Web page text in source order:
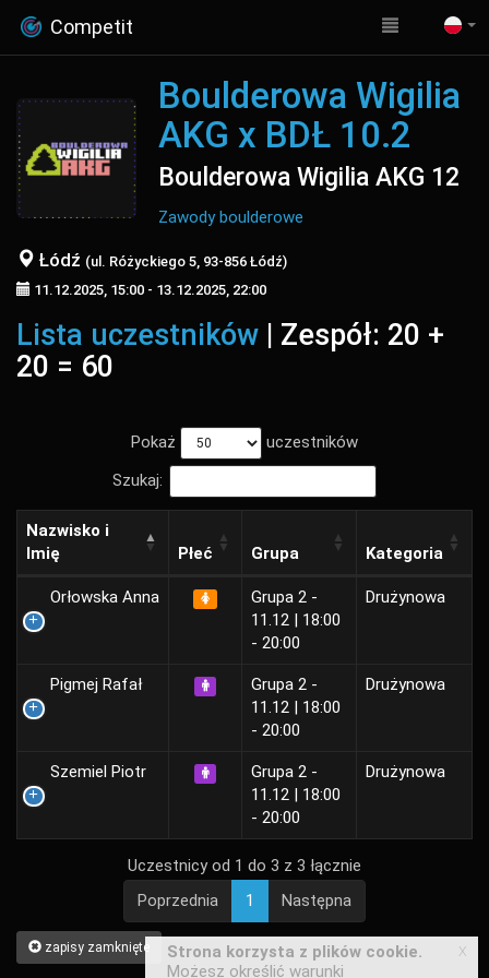
Competit
Boulderowa Wigilia
AKG x BDŁ 10.2
Boulderowa Wigilia AKG 12
Zawody boulderowe
Łódź (ul. Różyckiego 5, 93-856 Łódź)
11.12.2025, 15:00 - 13.12.2025, 22:00
Lista uczestników | Zespół: 20 +
20 = 60
Pokaż
uczestników
Szukaj:
Nazwisko i
Imię
Płeć Grupa Kategoria
Orłowska Anna
Grupa 2 -
11.12 | 18:00
- 20:00
Drużynowa
Pigmej Rafał
Grupa 2 -
11.12 | 18:00
- 20:00
Drużynowa
Szemiel Piotr
Grupa 2 -
11.12 | 18:00
- 20:00
Drużynowa
Uczestnicy od 1 do 3 z 3 łącznie
Poprzednia
1 Następna
zapisy zamknięte
Strona korzysta z plików cookie.
Możesz określić warunki
x